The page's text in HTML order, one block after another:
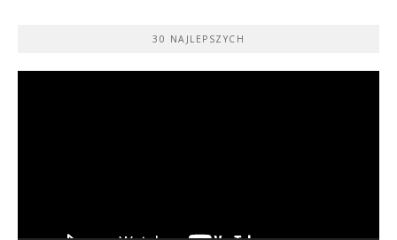
30 NAJLEPSZYCH